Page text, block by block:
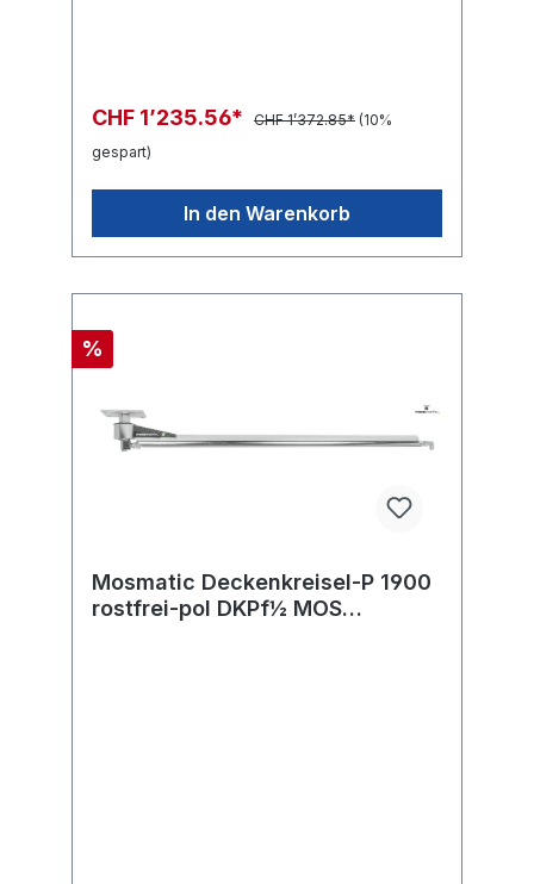
CHF 1’235.56* CHF 1’372.85* (10%
gespart)
In den Warenkorb
%
Mosmatic Deckenkreisel-P 1900
rostfrei-pol DKPf½ MOS